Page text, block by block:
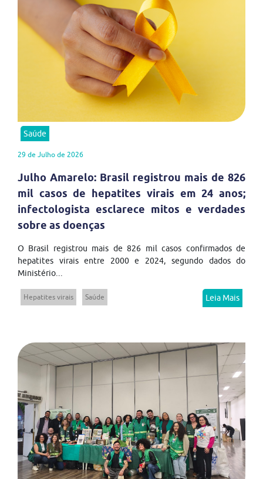
Saúde
29 de Julho de 2026
Julho Amarelo: Brasil registrou mais de 826
mil casos de hepatites virais em 24 anos;
infectologista esclarece mitos e verdades
sobre as doenças
O Brasil registrou mais de 826 mil casos confirmados de
hepatites virais entre 2000 e 2024, segundo dados do
Ministério...
Hepatites virais Saúde Leia Mais